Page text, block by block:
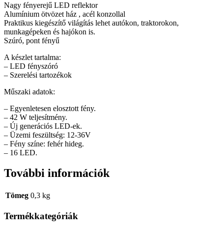
Nagy fényerejű LED reflektor
Alumínium ötvözet ház , acél konzollal
Praktikus kiegészítő világítás lehet autókon, traktorokon,
munkagépeken és hajókon is.
Szúró, pont fényű
A készlet tartalma:
– LED fényszóró
– Szerelési tartozékok
Műszaki adatok:
– Egyenletesen elosztott fény.
– 42 W teljesítmény.
– Új generációs LED-ek.
– Üzemi feszültség: 12-36V
– Fény színe: fehér hideg.
– 16 LED.
További információk
Tömeg 0,3 kg
Termékkategóriák